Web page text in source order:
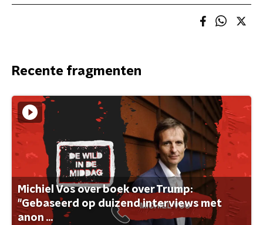
Recente fragmenten
Michiel Vos over boek over Trump:
"Gebaseerd op duizend interviews met
anon ...